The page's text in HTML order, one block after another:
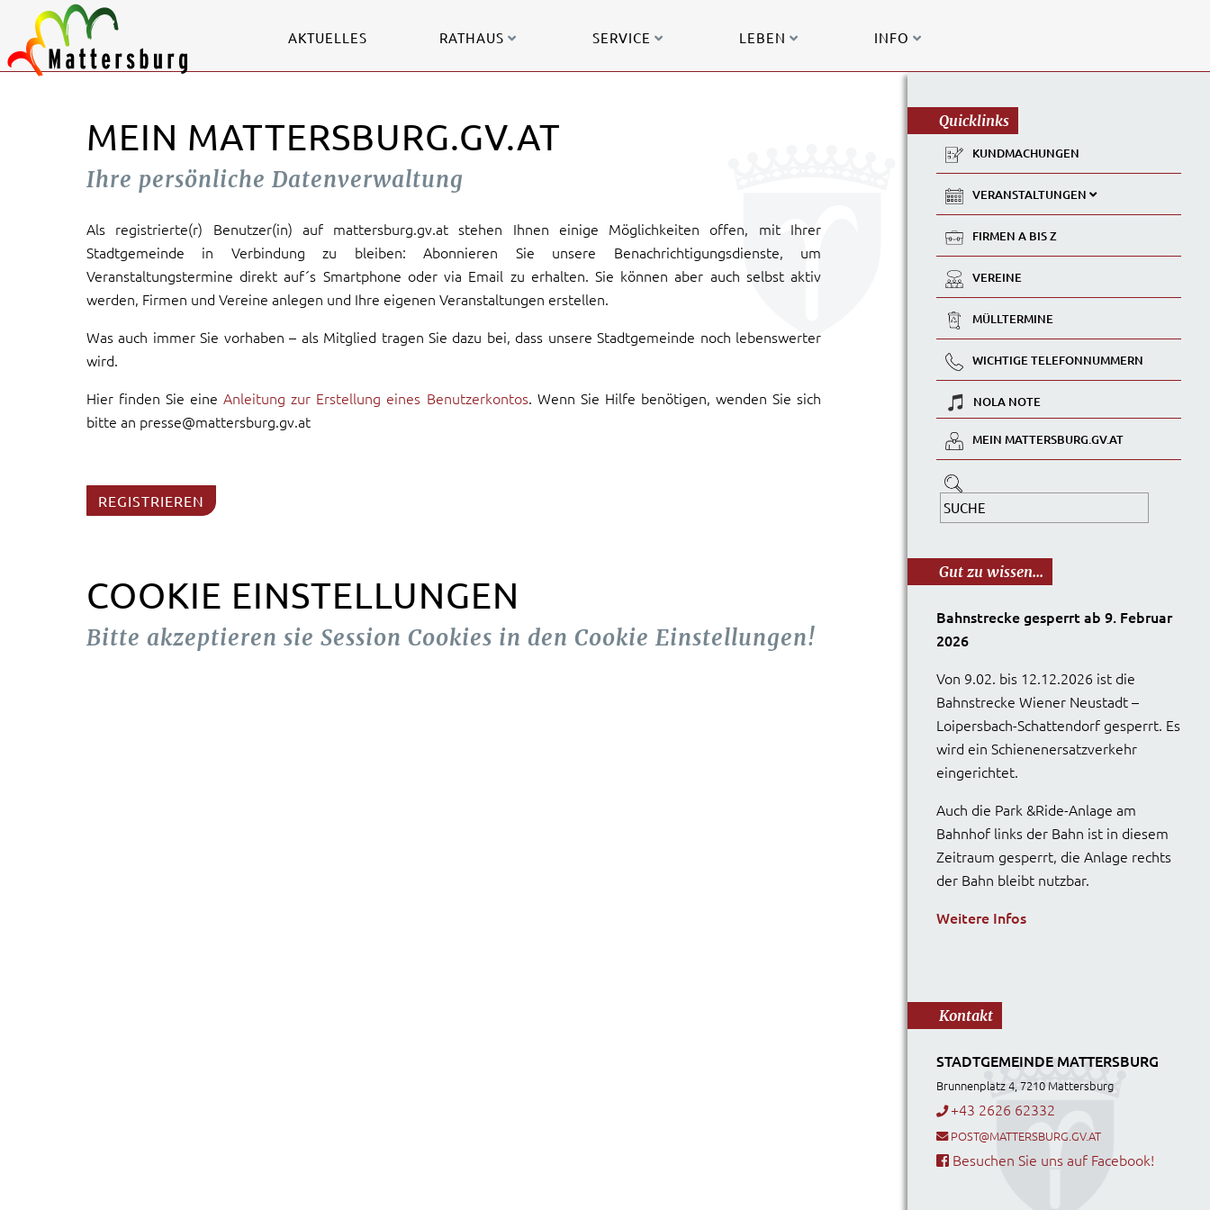
AKTUELLES RATHAUS SERVICE LEBEN INFO
MEIN MATTERSBURG.GV.AT
Ihre persönliche Datenverwaltung
Als registrierte(r) Benutzer(in) auf mattersburg.gv.at stehen Ihnen einige Möglichkeiten offen, mit Ihrer
Stadtgemeinde in Verbindung zu bleiben: Abonnieren Sie unsere Benachrichtigungsdienste, um
Veranstaltungstermine direkt auf´s Smartphone oder via Email zu erhalten. Sie können aber auch selbst aktiv
werden, Firmen und Vereine anlegen und Ihre eigenen Veranstaltungen erstellen.
Was auch immer Sie vorhaben – als Mitglied tragen Sie dazu bei, dass unsere Stadtgemeinde noch lebenswerter
wird.
Hier finden Sie eineAnleitung zur Erstellung eines Benutzerkontos. Wenn Sie Hilfe benötigen, wenden Sie sich
bitte an presse@mattersburg.gv.at
REGISTRIEREN
COOKIE EINSTELLUNGEN
Bitte akzeptieren sie Session Cookies in den Cookie Einstellungen!
Quicklinks
KUNDMACHUNGEN
VERANSTALTUNGEN
FIRMEN A BIS Z
VEREINE
MÜLLTERMINE
WICHTIGE TELEFONNUMMERN
NOLA NOTE
MEIN MATTERSBURG.GV.AT
Gut zu wissen...
Bahnstrecke gesperrt ab 9. Februar
2026
Von 9.02. bis 12.12.2026 ist die
Bahnstrecke Wiener Neustadt –
Loipersbach-Schattendorf gesperrt. Es
wird ein Schienenersatzverkehr
eingerichtet.
Auch die Park &Ride-Anlage am
Bahnhof links der Bahn ist in diesem
Zeitraum gesperrt, die Anlage rechts
der Bahn bleibt nutzbar.
Weitere Infos
Kontakt
STADTGEMEINDE MATTERSBURG
Brunnenplatz 4, 7210 Mattersburg
+43 2626 62332
POST@MATTERSBURG.GV.AT
Besuchen Sie uns auf Facebook!